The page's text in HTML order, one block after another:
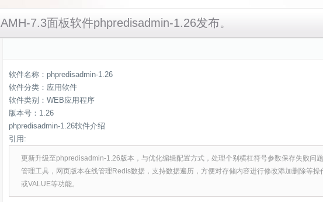
AMH-7.3面板软件phpredisadmin-1.26发布。
软件名称：phpredisadmin-1.26
软件分类：应用软件
软件类别：WEB应用程序
版本号：1.26
phpredisadmin-1.26软件介绍
引用:
更新升级至phpredisadmin-1.26版本，与优化编辑配置方式，处理个别横杠符号参数保存失败问
管理工具，网页版本在线管理Redis数据，支持数据遍历，方便对存储内容进行修改添加删除等
或VALUE等功能。